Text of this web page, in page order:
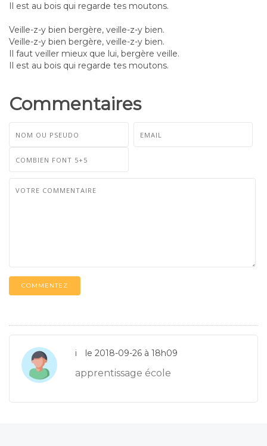
Il est au bois qui regarde tes moutons.
Veille-z-y bien bergère, veille-z-y bien.
Veille-z-y bien bergère, veille-z-y bien.
Il faut veiller mieux que lui, bergère veille.
Il est au bois qui regarde tes moutons.
Commentaires
COMMENTEZ
i le 2018-09-26 à 18h09
apprentissage école